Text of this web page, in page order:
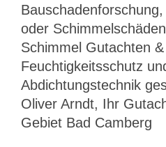
oder
Schimmel Gutachten
Feuchtigkeitsschutz
Abdichtungstechnik
Oliver Arndt, Ihr
Gebiet Bad Camberg